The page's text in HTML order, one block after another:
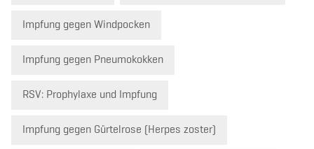
Impfung gegen Windpocken
Impfung gegen Pneumokokken
RSV: Prophylaxe und Impfung
Impfung gegen Gürtelrose (Herpes zoster)